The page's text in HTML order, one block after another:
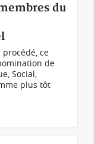
du
ce
de
Social,
plus tôt